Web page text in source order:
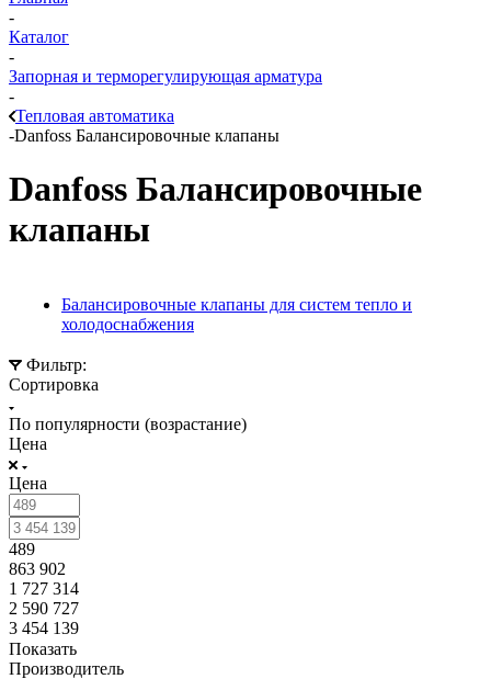
-
Каталог
-
Запорная и терморегулирующая арматура
-
Тепловая автоматика
-Danfoss Балансировочные клапаны
Danfoss Балансировочные
клапаны
Балансировочные клапаны для систем тепло и
холодоснабжения
Фильтр:
Сортировка
По популярности (возрастание)
Цена
Цена
489
863 902
1 727 314
2 590 727
3 454 139
Показать
Производитель